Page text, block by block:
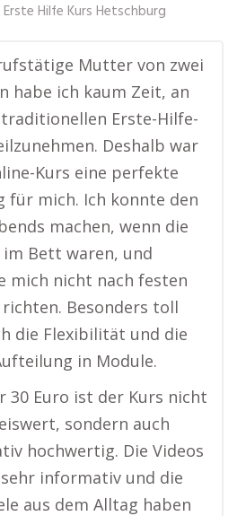
Erste Hilfe Kurs Hetschburg
Mutter von zwei
habe ich kaum Zeit, an
Erste-Hilfe-
Deshalb war
Kurs eine perfekte
für mich. Ich konnte den
machen, wenn die
im Bett waren, und
mich nicht nach festen
Besonders toll
die Flexibilität und die
in Module.
30 Euro ist der Kurs nicht
sondern auch
hochwertig. Die Videos
informativ und die
aus dem Alltag haben